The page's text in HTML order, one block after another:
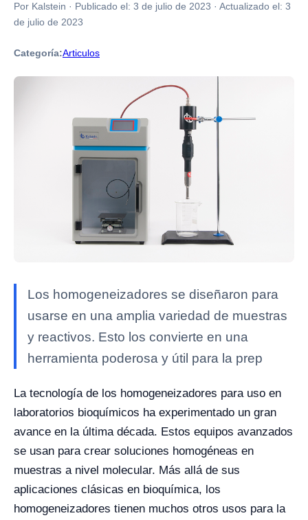
Por Kalstein · Publicado el: 3 de julio de 2023 · Actualizado el: 3
de julio de 2023
Categoría:Articulos
Los homogeneizadores se diseñaron para
usarse en una amplia variedad de muestras
y reactivos. Esto los convierte en una
herramienta poderosa y útil para la prep
La tecnología de los homogeneizadores para uso en
laboratorios bioquímicos ha experimentado un gran
avance en la última década. Estos equipos avanzados
se usan para crear soluciones homogéneas en
muestras a nivel molecular. Más allá de sus
aplicaciones clásicas en bioquímica, los
homogeneizadores tienen muchos otros usos para la